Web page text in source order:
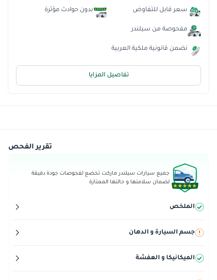
سعر قابل للتفاوض
مفحوصة من سيلندر
نضمن قانونية ملكية العربية
بدون حوادث مؤثرة
تفاصيل المزايا
تقرير الفحص
جميع سيارات سيلندر ماركت تخضع لفحوصات جودة دقيقة
لضمان سلامتها و حالتها الممتازة
الملخص
جسم السيارة و الدهان
الميكانيكا و العفشة